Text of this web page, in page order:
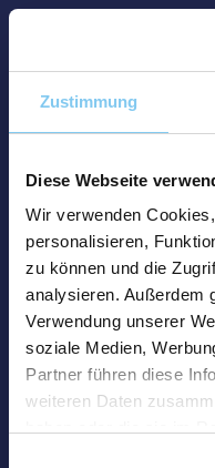
Zustimmung
Diese Webseite
Wir verwenden
personalisieren,
zu können und die
analysieren. Außerdem
Verwendung unserer
soziale Medien,
Partner führen diese
weiteren Daten